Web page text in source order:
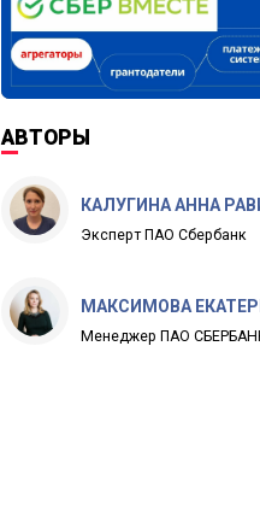
АВТОРЫ
КАЛУГИНА АННА
Эксперт ПАО Сбербанк
МАКСИМОВА
Менеджер ПАО